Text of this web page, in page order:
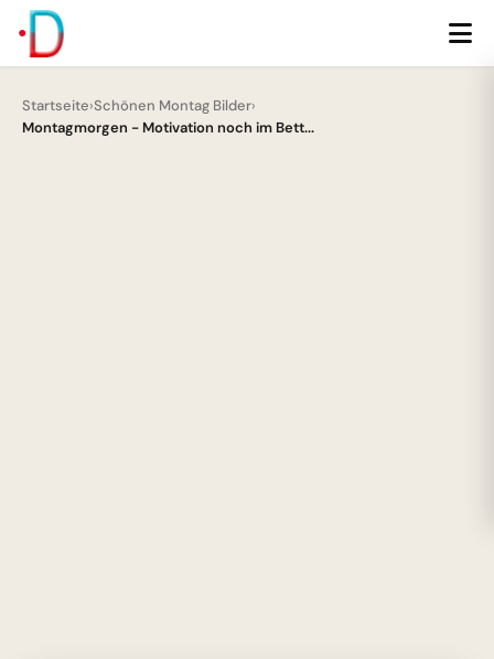
Startseite›Schönen Montag Bilder›
Montagmorgen - Motivation noch im Bett...